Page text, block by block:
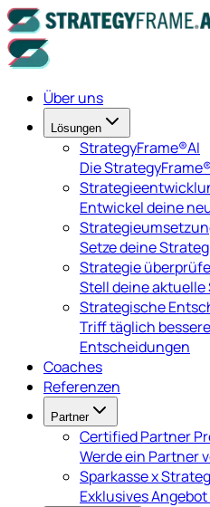
Über uns
Lösungen
StrategyFrame®AI
Die
Entwickel deine
Setze deine
Strategie
Stell deine
Strategische
Triff täglich
Entscheidungen
Coaches
Referenzen
Partner
Certified Partner
Werde ein Partner
Sparkasse x
Exklusives